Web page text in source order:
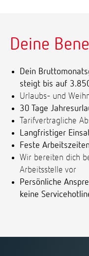
Deine
Dein
steigt bis auf
Urlaubs- und
30 Tage
Tarifvertragliche
Langfristiger
Feste
Wir bereiten dich
Arbeitsstelle vor
Persönliche
keine